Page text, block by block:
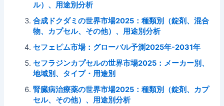
ル）、用途別分析
合成ドクダミの世界市場2025：種類別（錠剤、混合
物、カプセル、その他）、用途別分析
セフェピム市場：グローバル予測2025年-2031年
セフラジンカプセルの世界市場2025：メーカー別、
地域別、タイプ・用途別
腎臓病治療薬の世界市場2025：種類別（錠剤、カプ
セル、その他）、用途別分析